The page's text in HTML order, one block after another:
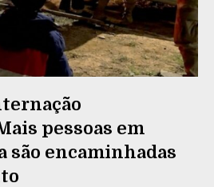
pessoas em
são encaminhadas